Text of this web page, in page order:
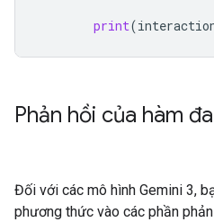
print(
Phản hồi của hàm
Đối với các mô hình Gemini 3,
phương thức vào các phần